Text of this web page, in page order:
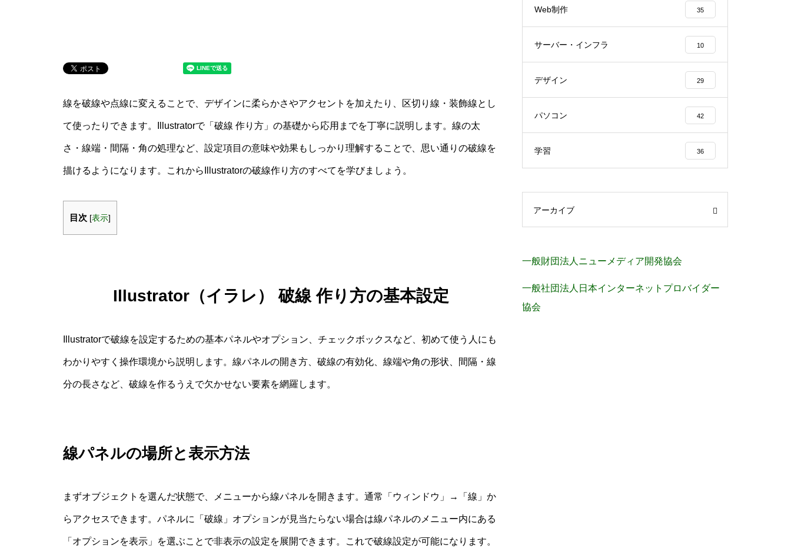
線を破線や点線に変えることで、デザインに柔らかさやアクセントを加えたり、区切り線・装飾線とし
て使ったりできます。Illustratorで「破線 作り方」の基礎から応用までを丁寧に説明します。線の太
さ・線端・間隔・角の処理など、設定項目の意味や効果もしっかり理解することで、思い通りの破線を
描けるようになります。これからIllustratorの破線作り方のすべてを学びましょう。
目次 [表示]
Illustrator（イラレ） 破線 作り方の基本設定
Illustratorで破線を設定するための基本パネルやオプション、チェックボックスなど、初めて使う人にも
わかりやすく操作環境から説明します。線パネルの開き方、破線の有効化、線端や角の形状、間隔・線
分の長さなど、破線を作るうえで欠かせない要素を網羅します。
線パネルの場所と表示方法
まずオブジェクトを選んだ状態で、メニューから線パネルを開きます。通常「ウィンドウ」→「線」か
らアクセスできます。パネルに「破線」オプションが見当たらない場合は線パネルのメニュー内にある
「オプションを表示」を選ぶことで非表示の設定を展開できます。これで破線設定が可能になります。
Web制作 35
サーバー・インフラ 10
デザイン 29
パソコン 42
学習 36
アーカイブ
一般財団法人ニューメディア開発協会
一般社団法人日本インターネットプロバイダー
協会